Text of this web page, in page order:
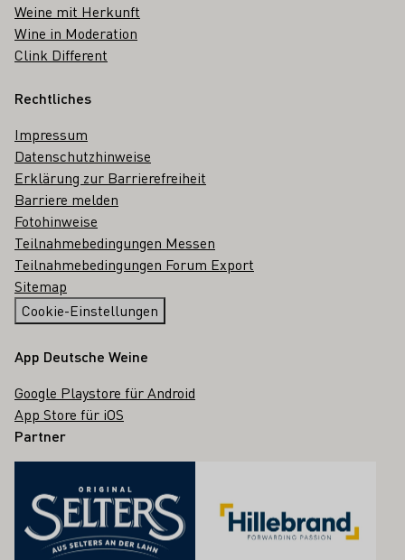
Weine mit Herkunft
Wine in Moderation
Clink Different
Rechtliches
Impressum
Datenschutzhinweise
Erklärung zur Barrierefreiheit
Barriere melden
Fotohinweise
Teilnahmebedingungen Messen
Teilnahmebedingungen Forum Export
Sitemap
Cookie-Einstellungen
App Deutsche Weine
Google Playstore für Android
App Store für iOS
Partner